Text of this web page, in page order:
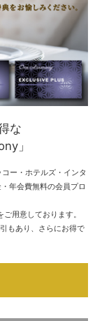
な
」
コー・ホテルズ・インタ
年会費無料の会員プロ
用意しております。
もあり、さらにお得で